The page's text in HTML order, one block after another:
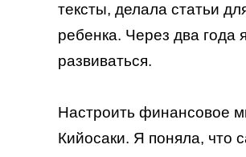
тексты, делала статьи
ребенка. Через два года
развиваться.
Настроить финансовое
Кийосаки. Я поняла, что